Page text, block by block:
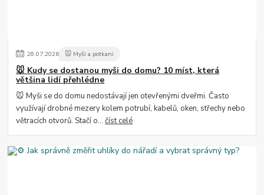
28.07.2026 🐭 Myši a potkani
🐭 Kudy se dostanou myši do domu? 10 míst, která
většina lidí přehlédne
🐭 Myši se do domu nedostávají jen otevřenými dveřmi. Často
využívají drobné mezery kolem potrubí, kabelů, oken, střechy nebo
větracích otvorů. Stačí o...číst celé